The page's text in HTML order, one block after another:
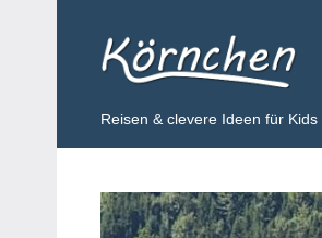
springenKörnchen
Reisen & clevere Ideen für Kids